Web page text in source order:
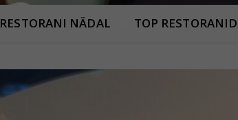
RESTORANI NÄDAL TOP RESTORANID